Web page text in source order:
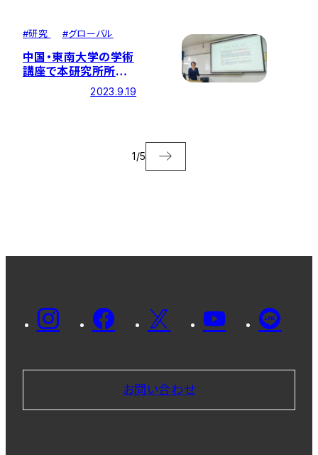
#研究 #グローバル
中国・東南大学の学術
講座で本研究所所員
2023.9.19
1/5
お問い合わせ